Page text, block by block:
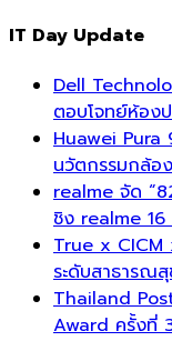
IT Day Update
Dell
ตอบโจทย์ห้อง
Huawei Pura
นวัตกรรมกล้อ
realme จัด
ชิง realme 16
True x
ระดับสาธารณ
Thailand
Award ครั้งที่